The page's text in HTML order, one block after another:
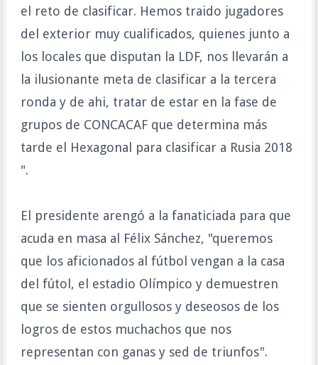
el reto de clasificar. Hemos traido jugadores
del exterior muy cualificados, quienes junto a
los locales que disputan la LDF, nos llevarán a
la ilusionante meta de clasificar a la tercera
ronda y de ahi, tratar de estar en la fase de
grupos de CONCACAF que determina más
tarde el Hexagonal para clasificar a Rusia 2018
".
El presidente arengó a la fanaticiada para que
acuda en masa al Félix Sánchez, "queremos
que los aficionados al fútbol vengan a la casa
del fútol, el estadio Olímpico y demuestren
que se sienten orgullosos y deseosos de los
logros de estos muchachos que nos
representan con ganas y sed de triunfos".